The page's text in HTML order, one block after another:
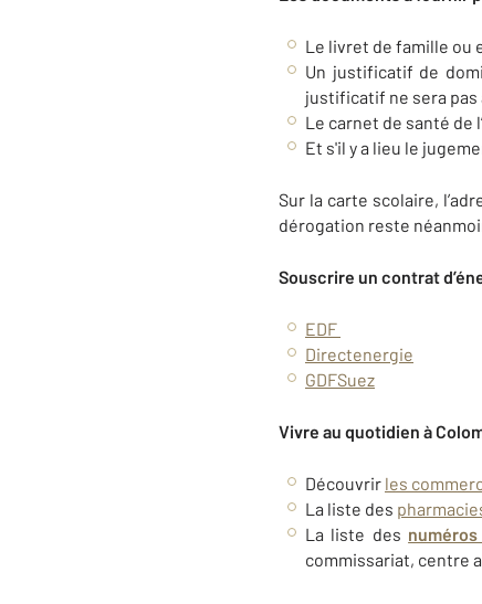
Le livret de famille ou
Un justificatif de
justificatif ne sera pas
Le carnet de santé de
Et s'il y a lieu le
Sur la carte scolaire,
dérogation reste
Souscrire un contrat
EDF
Directenergie
GDFSuez
Vivre au quotidien à
Découvrir les
La liste des
La liste des numéros
commissariat, centre